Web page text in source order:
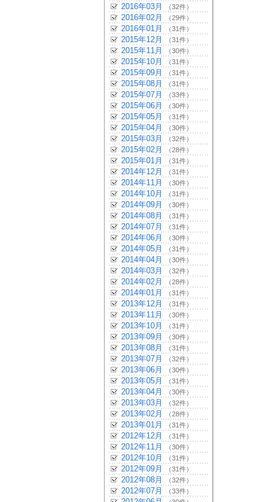
2016年03月 （32件）
2016年02月 （29件）
2016年01月 （31件）
2015年12月 （31件）
2015年11月 （30件）
2015年10月 （31件）
2015年09月 （31件）
2015年08月 （31件）
2015年07月 （33件）
2015年06月 （30件）
2015年05月 （31件）
2015年04月 （30件）
2015年03月 （32件）
2015年02月 （28件）
2015年01月 （31件）
2014年12月 （31件）
2014年11月 （30件）
2014年10月 （31件）
2014年09月 （30件）
2014年08月 （31件）
2014年07月 （31件）
2014年06月 （30件）
2014年05月 （31件）
2014年04月 （30件）
2014年03月 （32件）
2014年02月 （28件）
2014年01月 （31件）
2013年12月 （31件）
2013年11月 （30件）
2013年10月 （31件）
2013年09月 （30件）
2013年08月 （31件）
2013年07月 （32件）
2013年06月 （30件）
2013年05月 （31件）
2013年04月 （30件）
2013年03月 （32件）
2013年02月 （28件）
2013年01月 （31件）
2012年12月 （31件）
2012年11月 （30件）
2012年10月 （31件）
2012年09月 （31件）
2012年08月 （32件）
2012年07月 （33件）